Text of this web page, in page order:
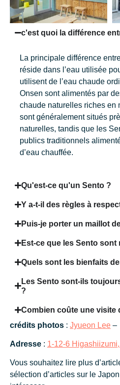
c'est quoi la différence
La principale différence
réside dans l’eau utilisée
utilisent de l’eau chaude
Onsen sont alimentés par
chaude naturelles riches en
sont généralement situés
naturelles, tandis que les
publics traditionnels
d’eau chauffée.
Qu'est-ce qu'un Sento ?
Y a-t-il des règles à
Puis-je porter un maillot
Est-ce que les Sento sont
Quels sont les bienfaits
Les Sento sont-ils
?
Combien coûte une visite
crédits photos : Jyueon Lee –
Adresse : 1-12-6
Vous souhaitez lire plus
sélection d’articles sur le